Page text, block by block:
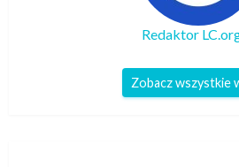
Redaktor
Zobacz wszystkie